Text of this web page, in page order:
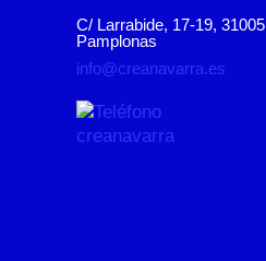
C/ Larrabide, 17-19, 31005
Pamplonas
info@creanavarra.es